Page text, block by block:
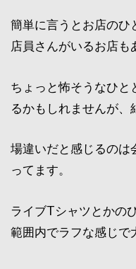
簡単に言うとお店のひ
店員さんがいるお店も
ちょっと怖そうなひと
るかもしれませんが、
場違いだと感じるのは
ってます。
ライブTシャツとかの
範囲内でラフな感じで